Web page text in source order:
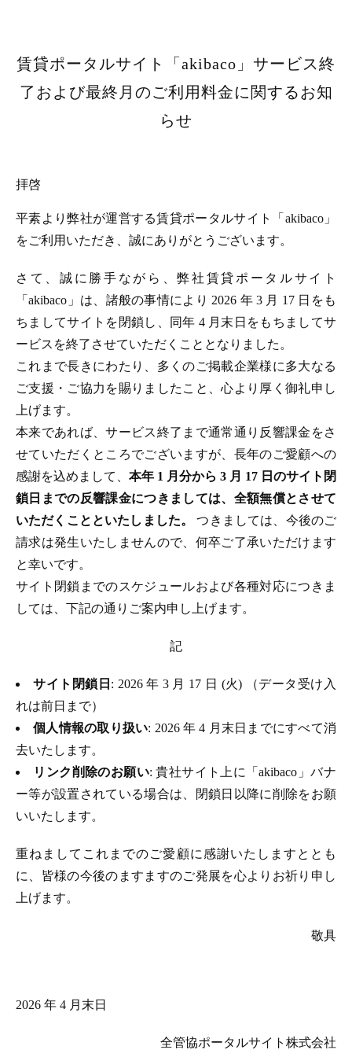
賃貸ポータルサイト「akibaco」サービス終
了および最終月のご利用料金に関するお知
らせ
拝啓
平素より弊社が運営する賃貸ポータルサイト「akibaco」
をご利用いただき、誠にありがとうございます。
さて、誠に勝手ながら、弊社賃貸ポータルサイト
「akibaco」は、諸般の事情により 2026 年 3 月 17 日をも
ちましてサイトを閉鎖し、同年 4 月末日をもちましてサ
ービスを終了させていただくこととなりました。
これまで長きにわたり、多くのご掲載企業様に多大なる
ご支援・ご協力を賜りましたこと、心より厚く御礼申し
上げます。
本来であれば、サービス終了まで通常通り反響課金をさ
せていただくところでございますが、長年のご愛顧への
感謝を込めまして、 本年 1 月分から 3 月 17 日のサイト閉
鎖日までの反響課金につきましては、全額無償とさせて
いただくことといたしました。つきましては、今後のご
請求は発生いたしませんので、何卒ご了承いただけます
と幸いです。
サイト閉鎖までのスケジュールおよび各種対応につきま
しては、下記の通りご案内申し上げます。
記
サイト閉鎖日 : 2026 年 3 月 17 日 (火) （データ受け入
れは前日まで）
個人情報の取り扱い: 2026 年 4 月末日までにすべて消
去いたします。
リンク削除のお願い: 貴社サイト上に「akibaco」バナ
ー等が設置されている場合は、閉鎖日以降に削除をお願
いいたします。
重ねましてこれまでのご愛顧に感謝いたしますととも
に、皆様の今後のますますのご発展を心よりお祈り申し
上げます。
敬具
2026 年 4 月末日
全管協ポータルサイト株式会社